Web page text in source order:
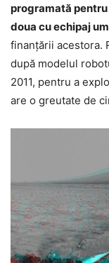
programată pentru
doua cu echipaj
finanţării acestora.
după modelul
2011, pentru a
are o greutate de